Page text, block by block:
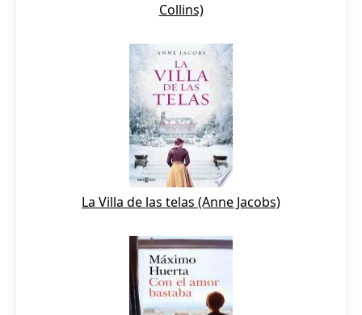
Collins)
La Villa de las telas (Anne Jacobs)